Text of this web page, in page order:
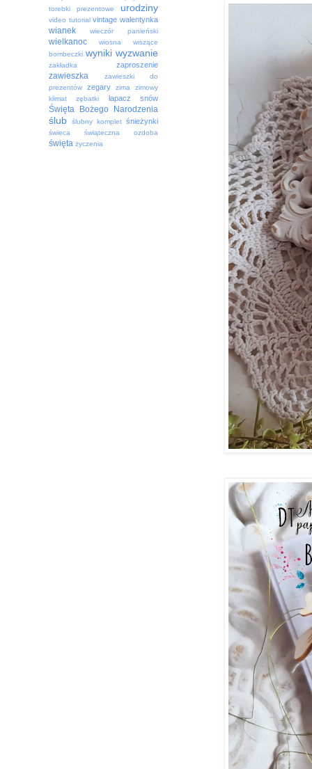
torebki prezentowe
urodziny
video tutorial vintage walentynka
wianek wieczór panieński
wielkanoc wiosna
wiszące
bombeczki wyniki wyzwanie
zakładka zaproszenie
zawieszka
zawieszki do
prezentów
zegary zima
zimowy
klimat
zębatki łapacz snów
Święta Bożego Narodzenia
ślub ślubny komplet śnieżynki
świeca świąteczna ozdoba
święta życzenia